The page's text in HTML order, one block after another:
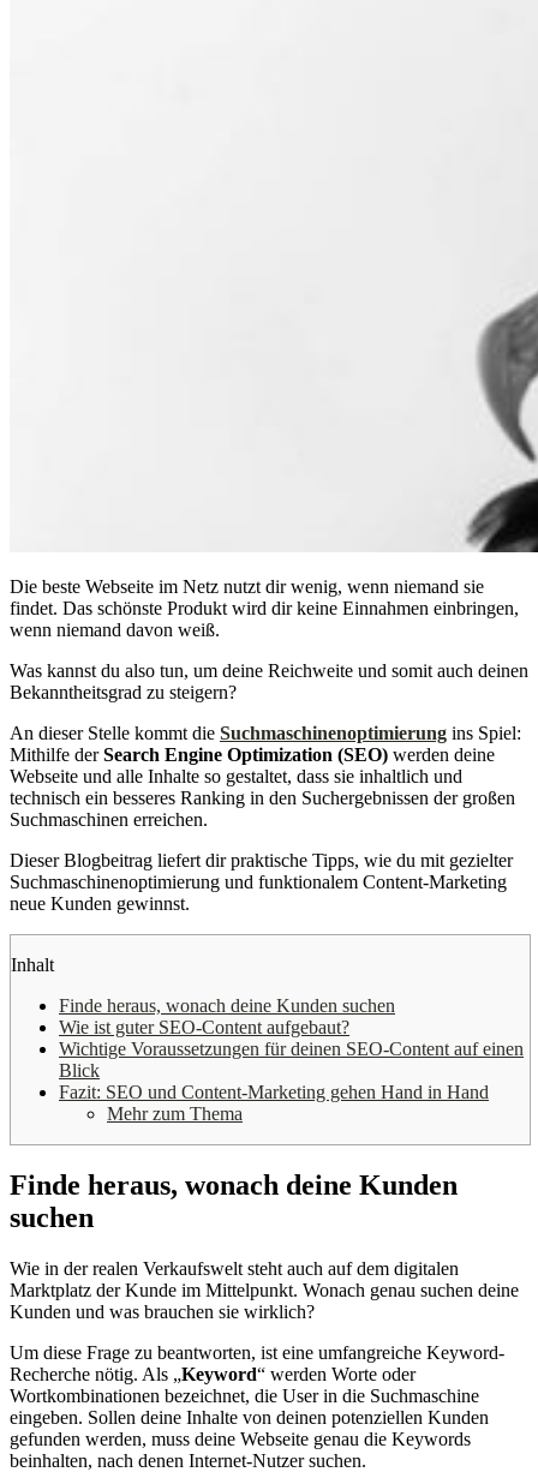
Die beste Webseite im Netz nutzt dir wenig, wenn niemand sie
findet. Das schönste Produkt wird dir keine Einnahmen einbringen,
wenn niemand davon weiß.
Was kannst du also tun, um deine Reichweite und somit auch deinen
Bekanntheitsgrad zu steigern?
An dieser Stelle kommt die Suchmaschinenoptimierung ins Spiel:
Mithilfe derSearch Engine Optimization (SEO) werden deine
Webseite und alle Inhalte so gestaltet, dass sie inhaltlich und
technisch ein besseres Ranking in den Suchergebnissen der großen
Suchmaschinen erreichen.
Dieser Blogbeitrag liefert dir praktische Tipps, wie du mit gezielter
Suchmaschinenoptimierung und funktionalem Content-Marketing
neue Kunden gewinnst.
Inhalt
Finde heraus, wonach deine Kunden suchen
Wie ist guter SEO-Content aufgebaut?
Wichtige Voraussetzungen für deinen SEO-Content auf einen
Blick
Fazit: SEO und Content-Marketing gehen Hand in Hand
Mehr zum Thema
Finde heraus, wonach deine Kunden
suchen
Wie in der realen Verkaufswelt steht auch auf dem digitalen
Marktplatz der Kunde im Mittelpunkt. Wonach genau suchen deine
Kunden und was brauchen sie wirklich?
Um diese Frage zu beantworten, ist eine umfangreiche Keyword-
Recherche nötig. Als „Keyword“ werden Worte oder
Wortkombinationen bezeichnet, die User in die Suchmaschine
eingeben. Sollen deine Inhalte von deinen potenziellen Kunden
gefunden werden, muss deine Webseite genau die Keywords
beinhalten, nach denen Internet-Nutzer suchen.